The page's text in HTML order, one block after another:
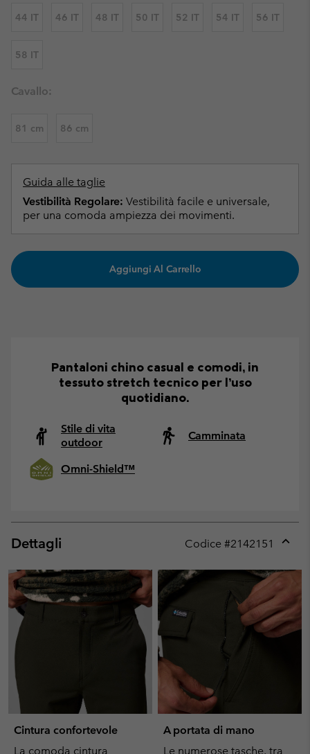
44 IT 46 IT 48 IT 50 IT 52 IT 54 IT 56 IT
58 IT
Cavallo:
81 cm 86 cm
Guida alle taglie
Vestibilità Regolare: Vestibilità facile e universale,
per una comoda ampiezza dei movimenti.
Aggiungi Al Carrello
Pantaloni chino casual e comodi, in
tessuto stretch tecnico per l’uso
quotidiano.
Stile di vita
outdoor
Camminata
Omni-Shield™
Dettagli Codice #2142151
or
Cintura confortevole
La comoda cintura
A portata di mano
Le numerose tasche, tra